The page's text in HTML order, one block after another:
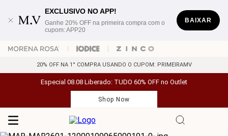
EXCLUSIVO NO APP!
Ganhe 20% OFF na primeira compra com o
cupom: APP20
BAIXAR
20% OFF NA 1° COMPRA USANDO O CUPOM: PRIMEIRAMV
Especial 08.08 Liberado: TUDO 60% OFF no Outlet
Shop Now